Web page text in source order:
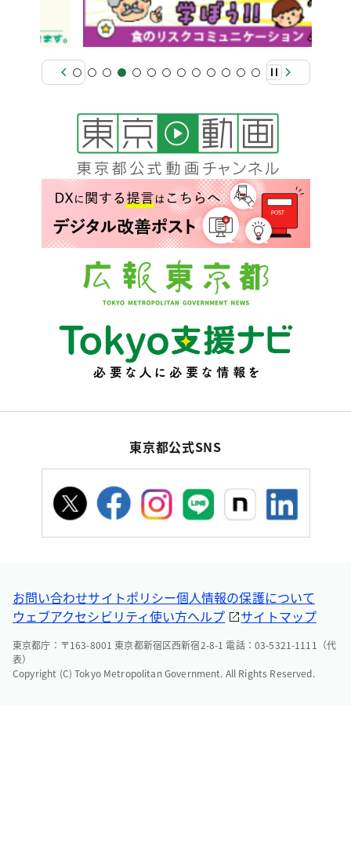
東京都公式SNS
お問い合わせサイトポリシー個人情報の保護について
ウェブアクセシビリティ使い方ヘルプ サイトマップ
東京都庁：〒163-8001 東京都新宿区西新宿2-8-1 電話：03-5321-1111（代
表）
Copyright (C) Tokyo Metropolitan Government. All Rights Reserved.